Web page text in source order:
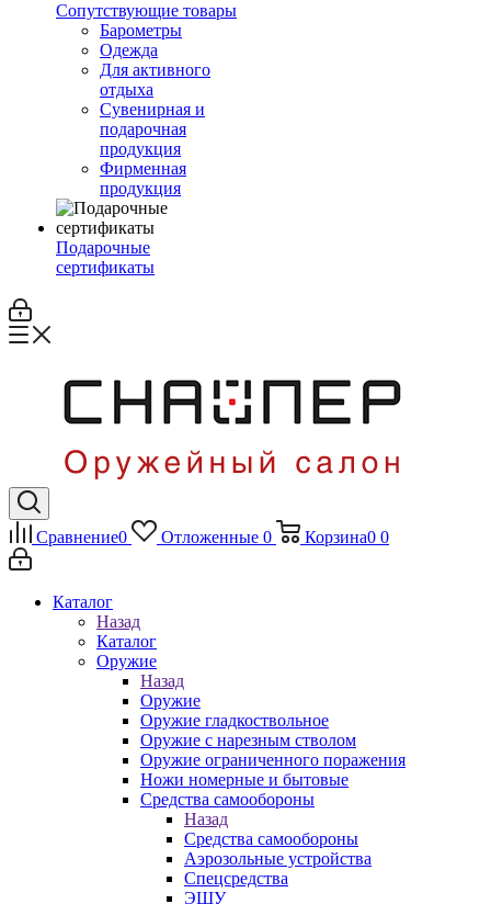
Сопутствующие товары
Барометры
Одежда
Для активного
отдыха
Сувенирная и
подарочная
продукция
Фирменная
продукция
Подарочные
сертификаты
Сравнение0 Отложенные 0 Корзина0 0
Каталог
Назад
Каталог
Оружие
Назад
Оружие
Оружие гладкоствольное
Оружие с нарезным стволом
Оружие ограниченного поражения
Ножи номерные и бытовые
Средства самообороны
Назад
Средства самообороны
Аэрозольные устройства
Спецсредства
ЭШУ